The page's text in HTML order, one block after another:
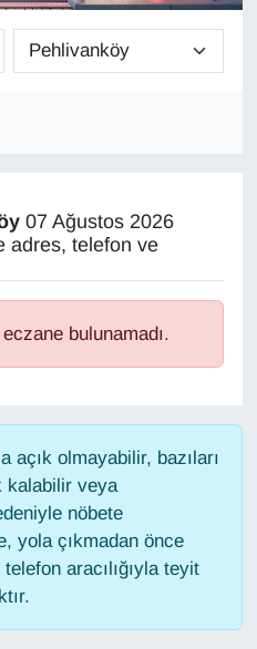
07 Ağustos 2026
adres, telefon ve
bulunamadı.
açık olmayabilir, bazıları
kalabilir veya
nöbete
yola çıkmadan önce
aracılığıyla teyit